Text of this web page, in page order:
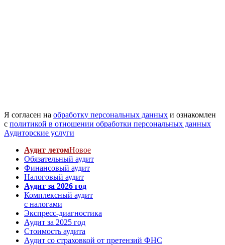
Я согласен на обработку персональных данных и ознакомлен
с политикой в отношении обработки персональных данных
Аудиторские услуги
Аудит летомНовое
Обязательный аудит
Финансовый аудит
Налоговый аудит
Аудит за 2026 год
Комплексный аудит
с налогами
Экспресс-диагностика
Аудит за 2025 год
Стоимость аудита
Аудит со страховкой от претензий ФНС